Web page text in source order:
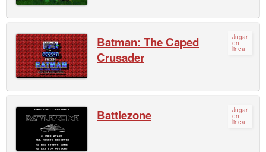
Jugar
en
linea
Batman: The Caped
Crusader
Jugar
en
linea
Battlezone